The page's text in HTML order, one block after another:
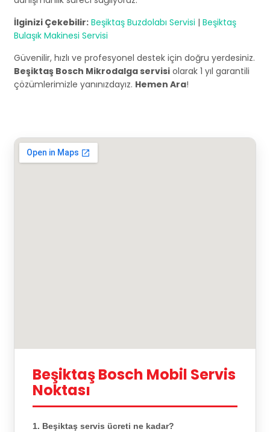
İlginizi Çekebilir: Beşiktaş Buzdolabı Servisi | Beşiktaş
Bulaşık Makinesi Servisi
Güvenilir, hızlı ve profesyonel destek için doğru yerdesiniz.
Beşiktaş Bosch Mikrodalga servisi olarak 1 yıl garantili
çözümlerimizle yanınızdayız. Hemen Ara!
Beşiktaş Bosch Mobil Servis
Noktası
1. Beşiktaş servis ücreti ne kadar?